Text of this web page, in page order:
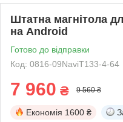
Штатна магнітола
на Android
Готово до відправки
Код: 0816-09NaviT133-4-64
7 960 ₴ 9 560 ₴
Економія 1600 ₴